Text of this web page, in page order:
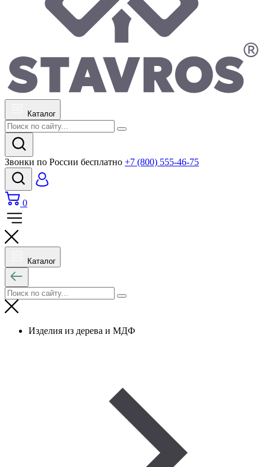
Каталог
Звонки по России бесплатно +7 (800) 555-46-75
0
Каталог
Изделия из дерева и МДФ